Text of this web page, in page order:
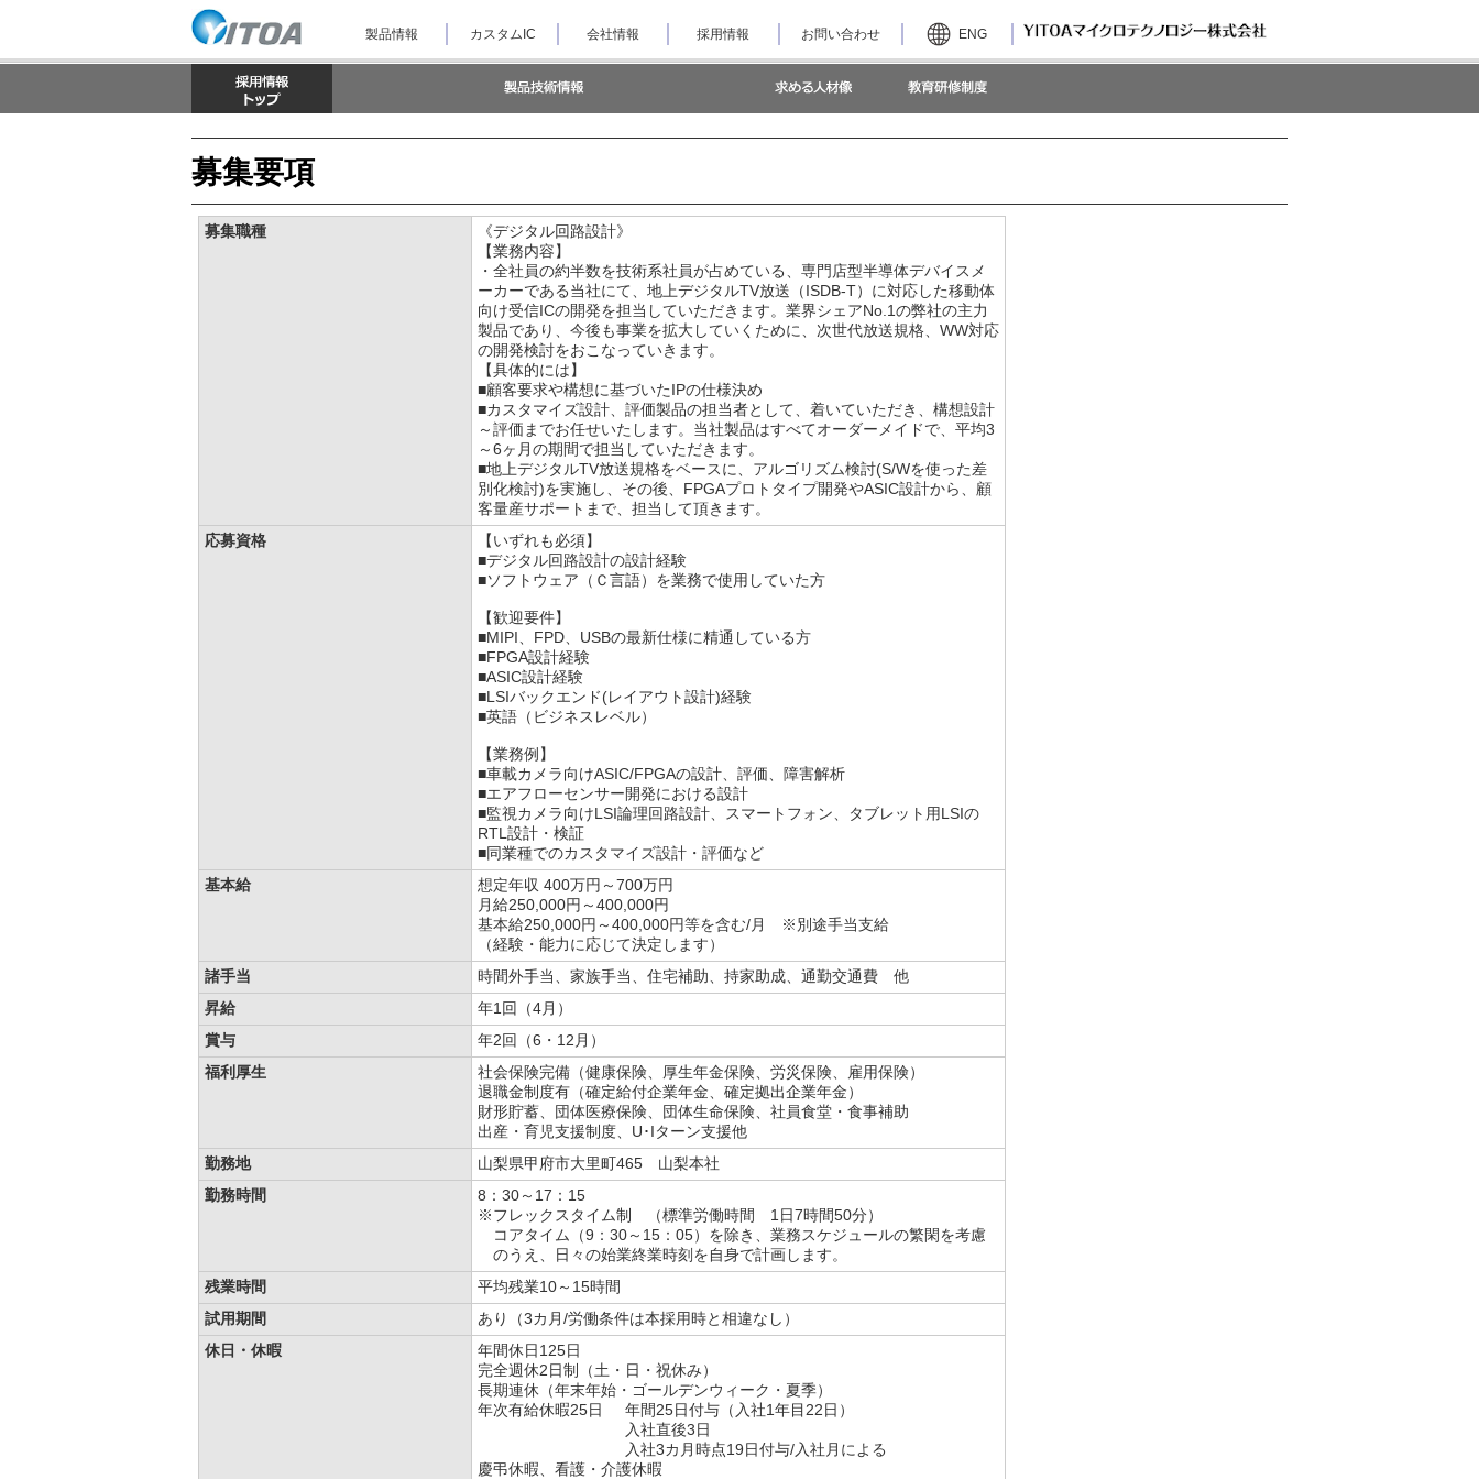
ナ
ビ
ゲ
ョ
ン
を
ス
キ
ッ
製品情報 カスタムIC 会社情報 採用情報 お問い合わせ ENG
募集要項
募集職種
《デジタル回路設計》
【業務内容】
・全社員の約半数を技術系社員が占めている、専門店型半導体デバイスメ
ーカーである当社にて、地上デジタルTV放送（ISDB-T）に対応した移動体
向け受信ICの開発を担当していただきます。業界シェアNo.1の弊社の主力
製品であり、今後も事業を拡大していくために、次世代放送規格、WW対応
の開発検討をおこなっていきます。
【具体的には】
■顧客要求や構想に基づいたIPの仕様決め
■カスタマイズ設計、評価製品の担当者として、着いていただき、構想設計
～評価までお任せいたします。当社製品はすべてオーダーメイドで、平均3
～6ヶ月の期間で担当していただきます。
■地上デジタルTV放送規格をベースに、アルゴリズム検討(S/Wを使った差
別化検討)を実施し、その後、FPGAプロトタイプ開発やASIC設計から、顧
客量産サポートまで、担当して頂きます。
応募資格
【いずれも必須】
■デジタル回路設計の設計経験
■ソフトウェア（Ｃ言語）を業務で使用していた方
【歓迎要件】
■MIPI、FPD、USBの最新仕様に精通している方
■FPGA設計経験
■ASIC設計経験
■LSIバックエンド(レイアウト設計)経験
■英語（ビジネスレベル）
【業務例】
■車載カメラ向けASIC/FPGAの設計、評価、障害解析
■エアフローセンサー開発における設計
■監視カメラ向けLSI論理回路設計、スマートフォン、タブレット用LSIの
RTL設計・検証
■同業種でのカスタマイズ設計・評価など
基本給
想定年収 400万円～700万円
月給250,000円～400,000円
基本給250,000円～400,000円等を含む/月 ※別途手当支給
（経験・能力に応じて決定します）
諸手当
時間外手当、家族手当、住宅補助、持家助成、通勤交通費 他
昇給
年1回（4月）
賞与
年2回（6・12月）
福利厚生
社会保険完備（健康保険、厚生年金保険、労災保険、雇用保険）
退職金制度有（確定給付企業年金、確定拠出企業年金）
財形貯蓄、団体医療保険、団体生命保険、社員食堂・食事補助
出産・育児支援制度、U･Iターン支援他
勤務地
山梨県甲府市大里町465 山梨本社
勤務時間
8：30～17：15
※フレックスタイム制 （標準労働時間 1日7時間50分）
コアタイム（9：30～15：05）を除き、業務スケジュールの繁閑を考慮
のうえ、日々の始業終業時刻を自身で計画します。
残業時間
平均残業10～15時間
試用期間
あり（3カ月/労働条件は本採用時と相違なし）
休日・休暇
年間休日125日
完全週休2日制（土・日・祝休み）
長期連休（年末年始・ゴールデンウィーク・夏季）
年次有給休暇25日
年間25日付与（入社1年目22日）
入社直後3日
入社3カ月時点19日付与/入社月による
慶弔休暇、看護・介護休暇